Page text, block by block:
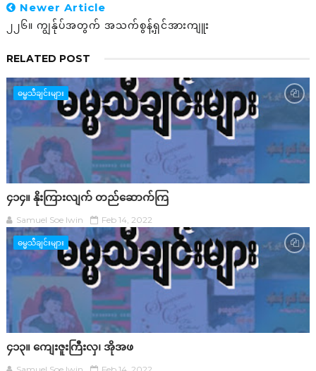
Newer Article
၂၂၆။ ကျွန်ုပ်အတွက် အသက်စွန့်ရှင်အားကျူး
RELATED POST
ဓမ္မသီချင်းများ
၄၁၄။ နိုးကြားလျက် တည်ဆောက်ကြ
Samuel Soe lwin Feb 14, 2022
ဓမ္မသီချင်းများ
၄၁၃။ ကျေးဇူးကြီးလှ၊ အိုအဖ